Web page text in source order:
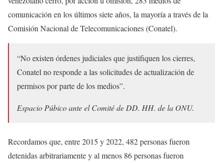
comunicación en los últimos siete años, la mayoría a través de la
Comisión Nacional de Telecomunicaciones (Conatel).
“No existen órdenes judiciales que justifiquen los cierres,
Conatel no responde a las solicitudes de actualización de
permisos por parte de los medios”.
Espacio Púbico ante el Comité de DD. HH. de la ONU.
Recordamos que, entre 2015 y 2022, 482 personas fueron
detenidas arbitrariamente y al menos 86 personas fueron